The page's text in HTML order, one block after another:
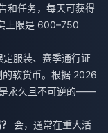
和任务，每天可获得
上限是 600–750
服装、赛季通行证
软货币。根据 2026
是永久且不可逆的——
会，通常在重大活